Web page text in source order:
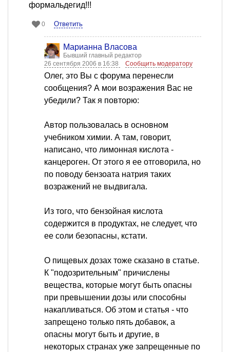
формальдегид!!!
0 Ответить
Марианна Власова
Бывший главный редактор
26 сентября 2006 в 16:38
Сообщить модератору
Олег, это Вы с форума перенесли
сообщения? А мои возражения Вас не
убедили? Так я повторю:
Автор пользовалась в основном
учебником химии. А там, говорит,
написано, что лимонная кислота -
канцероген. От этого я ее отговорила, но
по поводу бензоата натрия таких
возражений не выдвигала.
Из того, что бензойная кислота
содержится в продуктах, не следует, что
ее соли безопасны, кстати.
О пищевых дозах тоже сказано в статье.
К "подозрительным" причислены
вещества, которые могут быть опасны
при превышении дозы или способны
накапливаться. Об этом и статья - что
запрещено только пять добавок, а
опасны могут быть и другие, в
некоторых странах уже запрещенные по